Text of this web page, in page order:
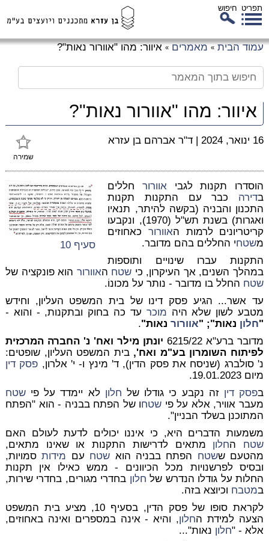
תפריט חיפוש
עמוד הבית » מאמרים » איוור: מהו "אוורור נאות"?
איוור: מהו "אוורור נאות"?
שמירה
16 ינואר, 2024 | ד"ר אברהם בן עזרא
סעיף 10
הוסדרו תקנות לגבי אוורורחללים
בדירה כבר עם התקנות תקנות
התכנון והבניה (בקשה להיתר, תנאיו
ואגרות) בשנת תש"ל (1970), ונקבעו
קריטריונים לרמות האוורור כאחוזים
משטחי החללים בהם מדובר.
התקנות עברו שינויים ותוספות
במהלך השנים, אך העיקרון, כי שטח האוורור הוא פונקציה של
שטח החלל בו מדובר - נותר על מכונוֹ.
עד אשר... הגיע פסק דינו של בית המשפט העליון, וחידש
מטבע לשון שלא היה מוכר עד כה בחוק ובתקנות, - והוא -
"חלון נאות"; "אוורורנאות".
מדובר ברע"א 6215/22
יונתן מילר ואח' נ' החברה המרכזית
לפיתוח השומרון בע"מ ואח',בית המשפט העליון, שופטים:
נ' סולברג (שניסח את פסק הדין), ד' מינץ ו- י' אלרון, פסק דין
מיום 19.01.2023.
בפסק דין זה נקבע כי גודלו של חלון לא יימדד על פישטח
מעבר אוויר, אלא על פי שטחו של הפתח בבניה - הוא "הפתח
המתוכנן בשלד הבניין".
משמעות הדברים היא, כי איננו יכולים לדעת לעולם האם
שטח החלון מתאים לדרישות התקנות או שאינו מתאים,
מהטעםששטח הפתח בבניה הוא שטח עם מידותסמויות,
ובסיס לפרשנויות מכל הכיוונים - ממש כאילו אין תקנות
החלות על גודלו הנדרש של חלון בחדרי מגורים, בחדרי שירות,
במטבח וכיוצא בזה.
לקראת סופו של פסק הדין, בסעיף 10, מציע בית המשפט
הצעה למידת החלון, והיא - אינה במספרים ואינה באחוזים,
אלא - "חלון נאות"...